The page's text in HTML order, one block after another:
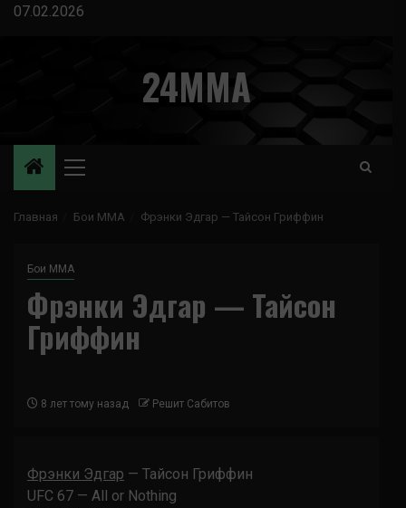
Перейти
07.02.2026
24MMA
Основное
Главная Бои ММА Фрэнки Эдгар — Тайсон Гриффин
Бои ММА
Фрэнки Эдгар — Тайсон
Гриффин
8 лет тому назад Решит Сабитов
Фрэнки Эдгар — Тайсон Гриффин
UFC 67 — All or Nothing